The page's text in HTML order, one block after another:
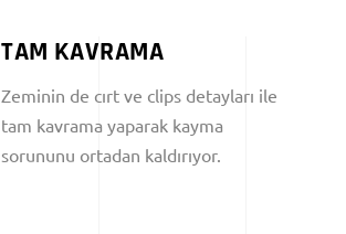
TAM KAVRAMA
Zeminin de cırt ve clips detayları ile
tam kavrama yaparak kayma
sorununu ortadan kaldırıyor.